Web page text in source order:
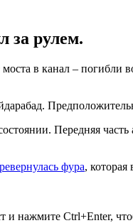
за рулем.
в канал – погибли
Передняя часть
фура,
и нажмите Ctrl+Enter,